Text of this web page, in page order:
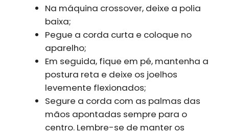
Na máquina crossover, deixe a polia
baixa;
Pegue a corda curta e coloque no
aparelho;
Em seguida, fique em pé, mantenha a
postura reta e deixe os joelhos
levemente flexionados;
Segure a corda com as palmas das
mãos apontadas sempre para o
centro. Lembre-se de manter os